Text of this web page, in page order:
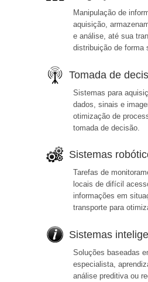
Manipulação de
aquisição,
e análise, até sua
distribuição de forma
Tomada de
Sistemas para
dados, sinais e
otimização de
tomada de decisão.
Sistemas
Tarefas de
locais de difícil
informações em
transporte para
Sistemas
Soluções baseadas
especialista,
análise preditiva ou